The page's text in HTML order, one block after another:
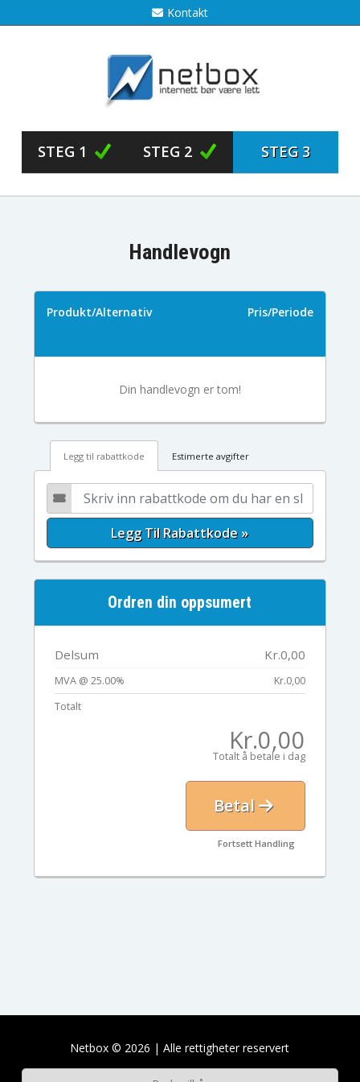
Kontakt
STEG 1 STEG 2 STEG 3
Handlevogn
Produkt/Alternativ Pris/Periode
Din handlevogn er tom!
Legg til rabattkode Estimerte avgifter
Legg Til Rabattkode »
Ordren din oppsumert
Delsum Kr.0,00
MVA @ 25.00%
Kr.0,00
Totalt
Kr.0,00
Totalt å betale i dag
Betal
Fortsett Handling
Netbox © 2026 | Alle rettigheter reservert